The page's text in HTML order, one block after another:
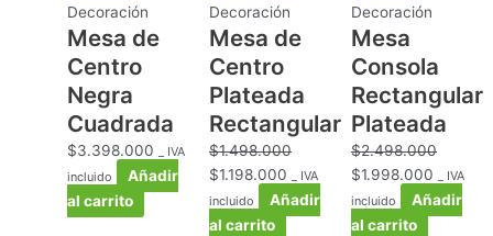
Decoración
Mesa de
Centro
Negra
Cuadrada
$3.398.000
_ IVA
incluido
Añadir
al carrito
Decoración
Mesa de
Centro
Plateada
Rectangular
$1.498.000
era:
$1.498.000.
$1.198.000
es:
$1.198.000.
_ IVA
incluido
Añadir
al carrito
Decoración
Mesa
Consola
Rectangular
Plateada
$2.498.000
era:
$2.498.000.
$1.998.000
_ IVA
incluido
Añadir
al carrito